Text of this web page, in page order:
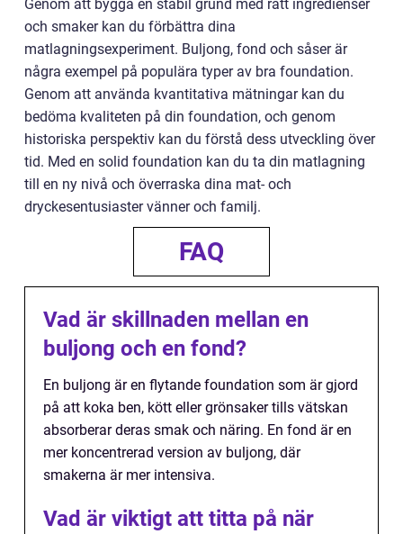
Genom att bygga en stabil grund med rätt ingredienser
och smaker kan du förbättra dina
matlagningsexperiment. Buljong, fond och såser är
några exempel på populära typer av bra foundation.
Genom att använda kvantitativa mätningar kan du
bedöma kvaliteten på din foundation, och genom
historiska perspektiv kan du förstå dess utveckling över
tid. Med en solid foundation kan du ta din matlagning
till en ny nivå och överraska dina mat- och
dryckesentusiaster vänner och familj.
FAQ
Vad är skillnaden mellan en
buljong och en fond?
En buljong är en flytande foundation som är gjord
på att koka ben, kött eller grönsaker tills vätskan
absorberar deras smak och näring. En fond är en
mer koncentrerad version av buljong, där
smakerna är mer intensiva.
Vad är viktigt att titta på när